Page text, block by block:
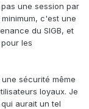
ses antivirus
ne sont de
partir de sa
Tout ce que
sur
que la
une session par
c'est une
du SIGB, et
les
sécurité même
loyaux. Je
aurait un tel